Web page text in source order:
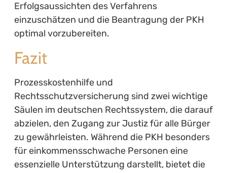
Erfolgsaussichten des Verfahrens
einzuschätzen und die Beantragung der PKH
optimal vorzubereiten.
Fazit
Prozesskostenhilfe und
Rechtsschutzversicherung sind zwei wichtige
Säulen im deutschen Rechtssystem, die darauf
abzielen, den Zugang zur Justiz für alle Bürger
zu gewährleisten. Während die PKH besonders
für einkommensschwache Personen eine
essenzielle Unterstützung darstellt, bietet die